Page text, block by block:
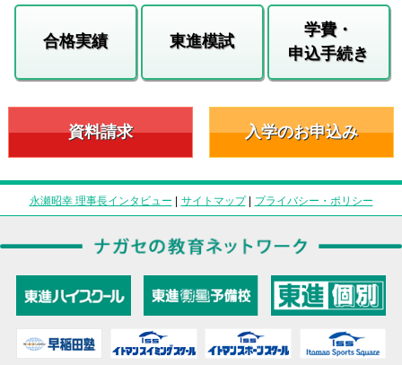
合格実績 東進模試
学費・
申込手続き
資料請求 入学のお申込み
永瀬昭幸 理事長インタビュー | サイトマップ| プライバシー・ポリシー